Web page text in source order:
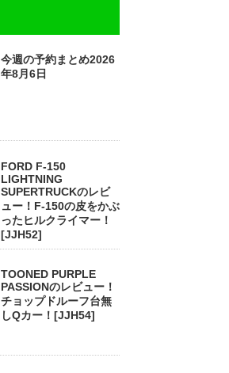
今週の予約まとめ2026
年8月6日
FORD F-150
LIGHTNING
SUPERTRUCKのレビ
ュー！F-150の皮をかぶ
ったヒルクライマー！
[JJH52]
TOONED PURPLE
PASSIONのレビュー！
チョップドルーフ台無
しQカー！[JJH54]